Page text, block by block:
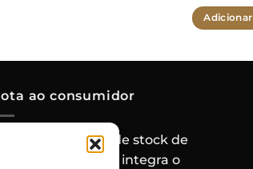
Adicionar
ao consumidor
caso de rotura de stock de
produto que integra o